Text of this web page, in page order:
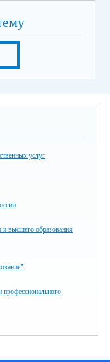
услуг
высшего образования